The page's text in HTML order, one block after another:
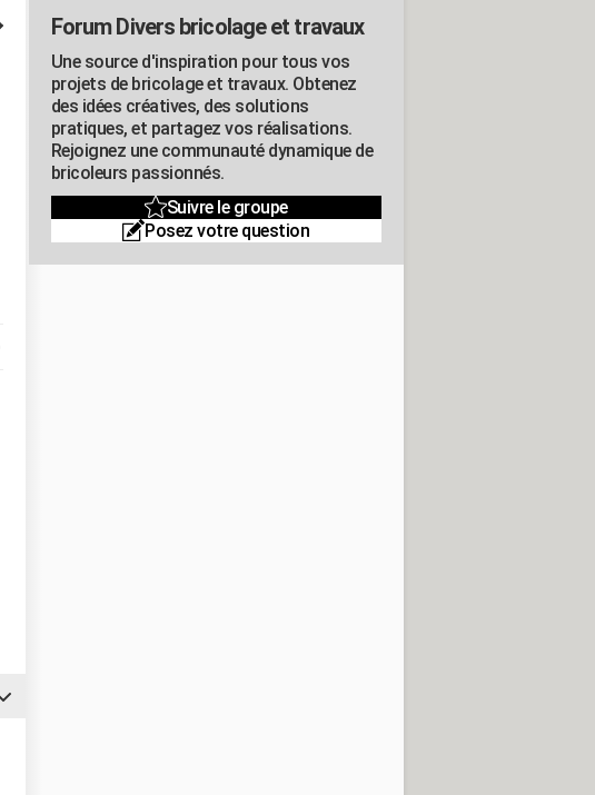
Forum Divers bricolage et travaux
Une source d'inspiration pour tous vos
projets de bricolage et travaux. Obtenez
des idées créatives, des solutions
pratiques, et partagez vos réalisations.
Rejoignez une communauté dynamique de
bricoleurs passionnés.
Suivre le groupe
Posez votre question